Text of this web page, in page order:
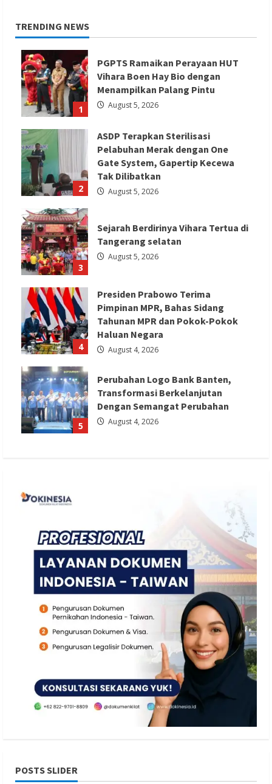
TRENDING NEWS
1
PGPTS Ramaikan Perayaan HUT
Vihara Boen Hay Bio dengan
Menampilkan Palang Pintu
August 5, 2026
2
ASDP Terapkan Sterilisasi
Pelabuhan Merak dengan One
Gate System, Gapertip Kecewa
Tak Dilibatkan
August 5, 2026
3
Sejarah Berdirinya Vihara Tertua di
Tangerang selatan
August 5, 2026
4
Presiden Prabowo Terima
Pimpinan MPR, Bahas Sidang
Tahunan MPR dan Pokok-Pokok
Haluan Negara
August 4, 2026
5
Perubahan Logo Bank Banten,
Transformasi Berkelanjutan
Dengan Semangat Perubahan
August 4, 2026
POSTS SLIDER